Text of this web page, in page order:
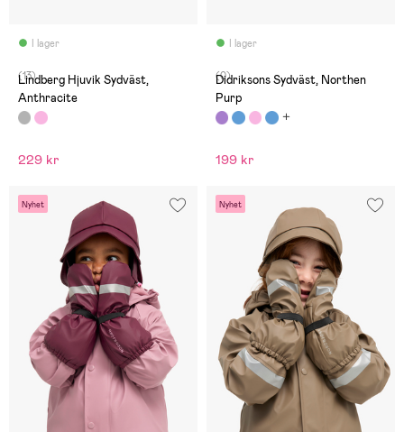
I lager
(13)
Lindberg Hjuvik Sydväst,
Anthracite
229 kr
I lager
(0)
Didriksons Sydväst, Northen
Purp
199 kr
Nyhet Nyhet